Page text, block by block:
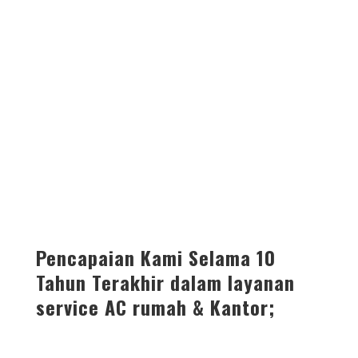
Pencapaian Kami Selama 10
Tahun Terakhir dalam layanan
service AC rumah & Kantor;